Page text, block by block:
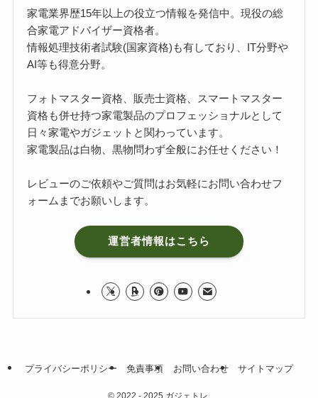
家電業界歴15年以上の役立つ情報を発信中。現役の総
合家電アドバイザー資格者。
情報処理技術者試験(国家資格)も有しており、IT分野や
AI等も得意分野。
フォトマスター資格、販売士資格、スマートマスター
資格も併せ持つ家電製品のプロフェッショナルとして
日々家電やガジェットと関わっています。
家電製品は白物、黒物問わず全般にお任せください！
レビューのご依頼やご質問はお気軽にお問い合わせフ
ォーム までお願いします。
運営者情報はこちら
プライバシーポリシー 免責事項 お問い合わせ サイトマップ
© 2022 - 2025 ガジェトレ.